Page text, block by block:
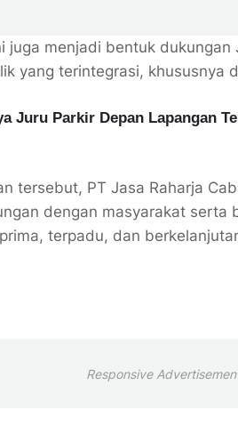
juga menjadi bentuk
yang terintegrasi, khususnya
Juru Parkir Depan Lapangan
tersebut, PT Jasa Raharja
dengan masyarakat serta
terpadu, dan
Responsive